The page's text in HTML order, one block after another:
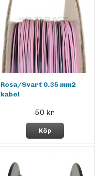
Rosa/Svart 0.35 mm2
kabel
50 kr
Köp